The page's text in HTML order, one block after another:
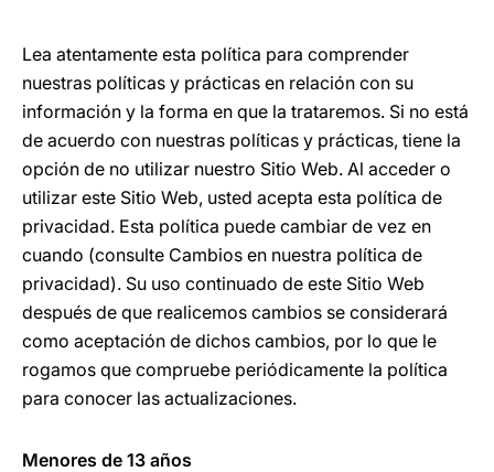
Lea atentamente esta política para comprender
nuestras políticas y prácticas en relación con su
información y la forma en que la trataremos. Si no está
de acuerdo con nuestras políticas y prácticas, tiene la
opción de no utilizar nuestro Sitio Web. Al acceder o
utilizar este Sitio Web, usted acepta esta política de
privacidad. Esta política puede cambiar de vez en
cuando (consulte Cambios en nuestra política de
privacidad). Su uso continuado de este Sitio Web
después de que realicemos cambios se considerará
como aceptación de dichos cambios, por lo que le
rogamos que compruebe periódicamente la política
para conocer las actualizaciones.
Menores de 13 años